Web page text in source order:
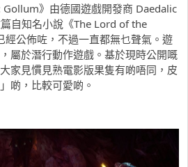
Gollum》由德國遊戲開發商 Daedalic
自知名小說《The Lord of the
經公佈咗，不過一直都無乜聲氣。遊
屬於潛行動作遊戲。基於現時公開嘅
家見慣見熟電影版果隻有啲唔同，皮
啲，比較可愛啲。